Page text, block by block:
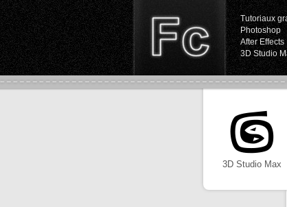
Tutoriaux
Photoshop
After Effects
3D Studio
3D Studio Max